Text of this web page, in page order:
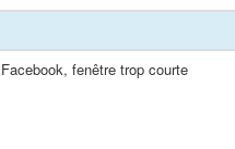
Facebook, fenêtre trop courte